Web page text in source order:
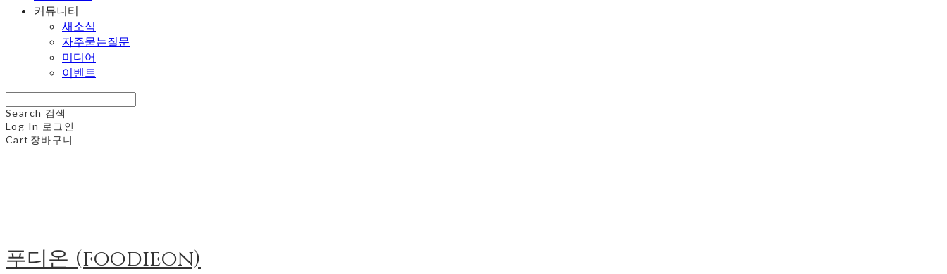
커뮤니티
새소식
자주묻는질문
미디어
이벤트
Search 검색
Log In 로그인
Cart 장바구니
푸디온 (foodieon)